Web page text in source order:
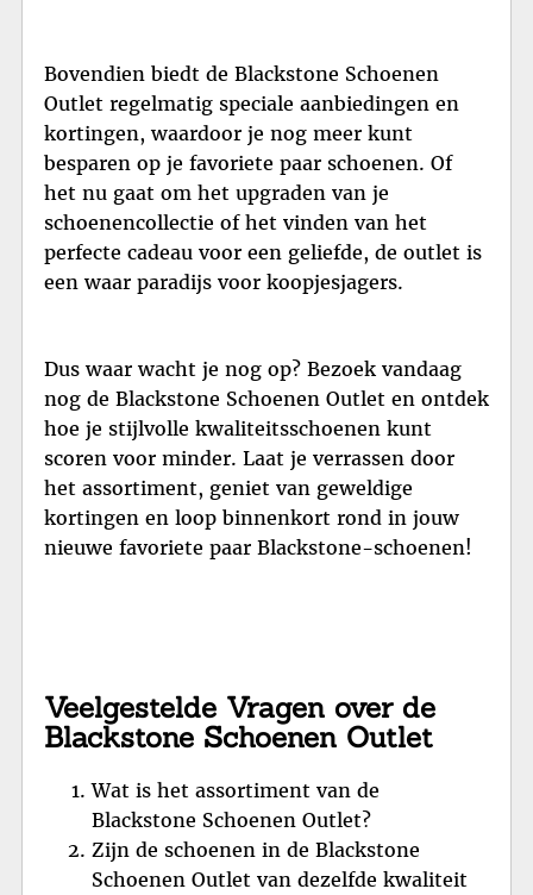
Bovendien biedt de Blackstone Schoenen
Outlet regelmatig speciale aanbiedingen en
kortingen, waardoor je nog meer kunt
besparen op je favoriete paar schoenen. Of
het nu gaat om het upgraden van je
schoenencollectie of het vinden van het
perfecte cadeau voor een geliefde, de outlet is
een waar paradijs voor koopjesjagers.
Dus waar wacht je nog op? Bezoek vandaag
nog de Blackstone Schoenen Outlet en ontdek
hoe je stijlvolle kwaliteitsschoenen kunt
scoren voor minder. Laat je verrassen door
het assortiment, geniet van geweldige
kortingen en loop binnenkort rond in jouw
nieuwe favoriete paar Blackstone-schoenen!
Veelgestelde Vragen over de
Blackstone Schoenen Outlet
Wat is het assortiment van de
Blackstone Schoenen Outlet?
Zijn de schoenen in de Blackstone
Schoenen Outlet van dezelfde kwaliteit